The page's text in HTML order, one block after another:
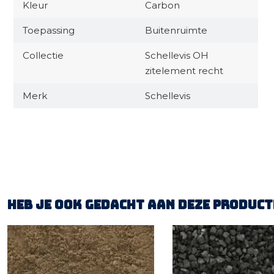
Kleur Carbon
Toepassing Buitenruimte
Collectie
Schellevis OH
zitelement recht
Merk Schellevis
Heb je ook gedacht aan deze